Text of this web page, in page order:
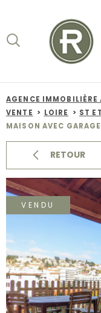
la
recherche
menu
principal
contenu
AGENCE IMMOBILIÈRE
VENTE
LOIRE ST
MAISON AVEC
RETOUR
VENDU